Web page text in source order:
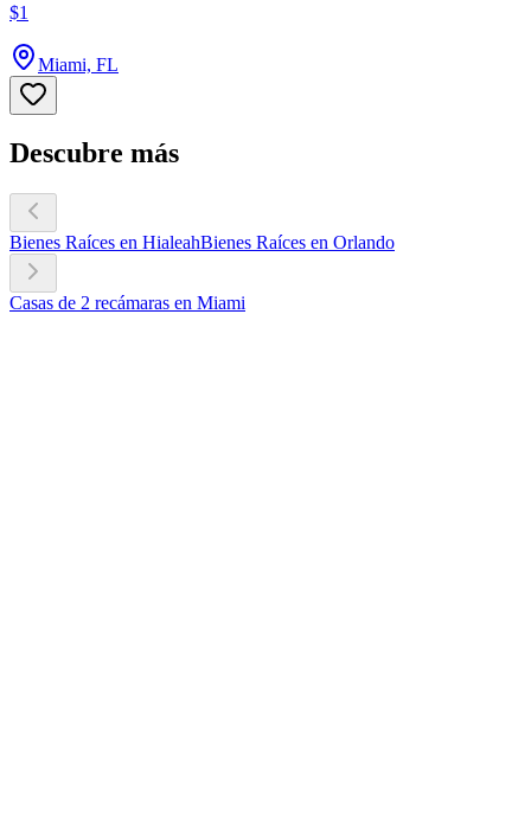
$1
Miami, FL
Descubre más
Bienes Raíces en HialeahBienes Raíces en Orlando
Casas de 2 recámaras en Miami